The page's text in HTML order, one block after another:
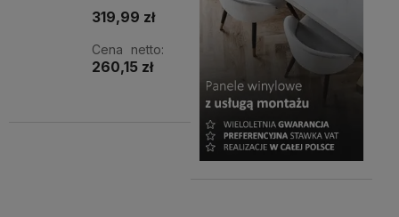
319,99 zł
Cena netto:
260,15 zł